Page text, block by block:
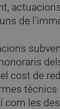
de
cost de
com les